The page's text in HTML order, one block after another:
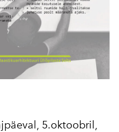
5.oktoobril,